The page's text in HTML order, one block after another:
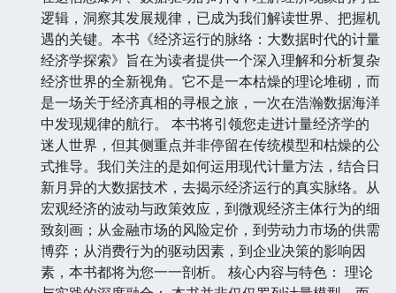
逻辑，洞察其发展规律，已成为我们解读世界、把握机
遇的关键。本书《经济运行的脉络：大数据时代的计量
经济学探索》旨在为读者提供一个深入理解和分析复杂
经济世界的全新视角。它不是一本枯燥的理论堆砌，而
是一场关于经济真相的寻根之旅，一次在浩瀚数据海洋
中发现规律的航行。 本书将引领您走进计量经济学的
迷人世界，但其侧重点并非停留在传统模型和枯燥的公
式推导。我们关注的是如何运用现代计量方法，结合日
新月异的大数据技术，去揭示经济运行的真实脉络。从
宏观经济的波动与政策效应，到微观经济主体行为的细
致刻画；从金融市场的风险定价，到劳动力市场的供需
博弈；从消费行为的驱动因素，到企业决策的影响因
素，本书都将为您一一剖析。 核心内容与特色： 理论